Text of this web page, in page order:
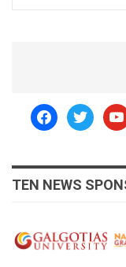
facebooktwitter
TEN NEWS